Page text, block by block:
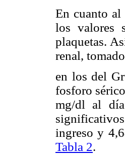
En cuanto al
los valores
plaquetas.
renal,
en los del
fosforo
mg/dl al día
ingreso y
Tabla 2.